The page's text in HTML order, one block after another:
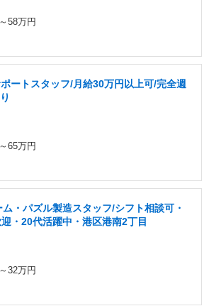
58万円
ートスタッフ/月給30万円以上可/完全週
65万円
ム・パズル製造スタッフ/シフト相談可・
・20代活躍中・港区港南2丁目
32万円